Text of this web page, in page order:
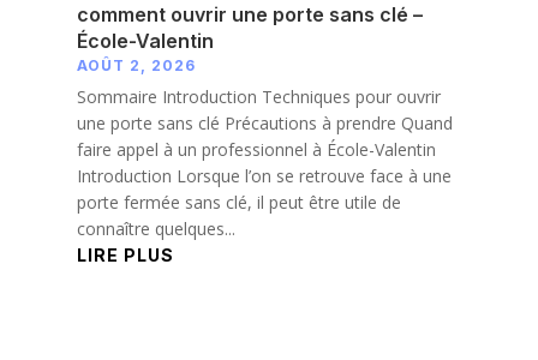
comment ouvrir une porte sans clé –
École-Valentin
AOÛT 2, 2026
Sommaire Introduction Techniques pour ouvrir
une porte sans clé Précautions à prendre Quand
faire appel à un professionnel à École-Valentin
Introduction Lorsque l’on se retrouve face à une
porte fermée sans clé, il peut être utile de
connaître quelques...
LIRE PLUS